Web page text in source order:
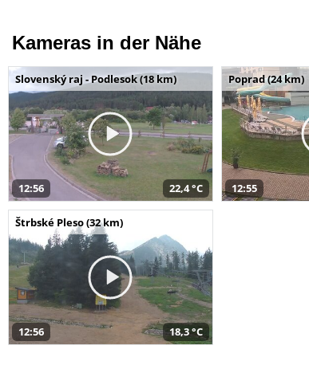
Kameras in der Nähe
Slovenský raj - Podlesok (18 km)
12:56 22,4 °C
Poprad (24 km)
12:55
Štrbské Pleso (32 km)
12:56 18,3 °C